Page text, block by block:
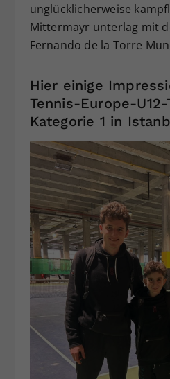
unglücklicherweise
Mittermayr unterlag mit
Fernando de la Torre
Hier einige
Tennis-Europe-
Kategorie 1 in